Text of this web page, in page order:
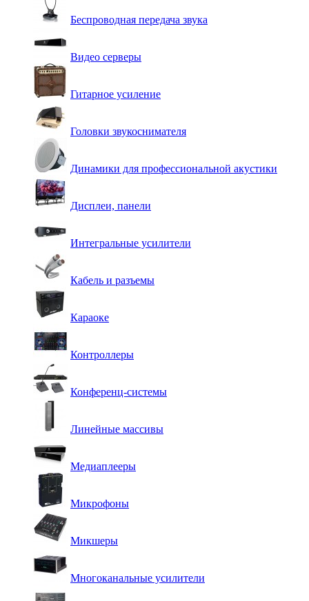
Беспроводная передача звука
Видео серверы
Гитарное усиление
Головки звукоснимателя
Динамики для профессиональной акустики
Дисплеи, панели
Интегральные усилители
Кабель и разъемы
Караоке
Контроллеры
Конференц-системы
Линейные массивы
Медиаплееры
Микрофоны
Микшеры
Многоканальные усилители